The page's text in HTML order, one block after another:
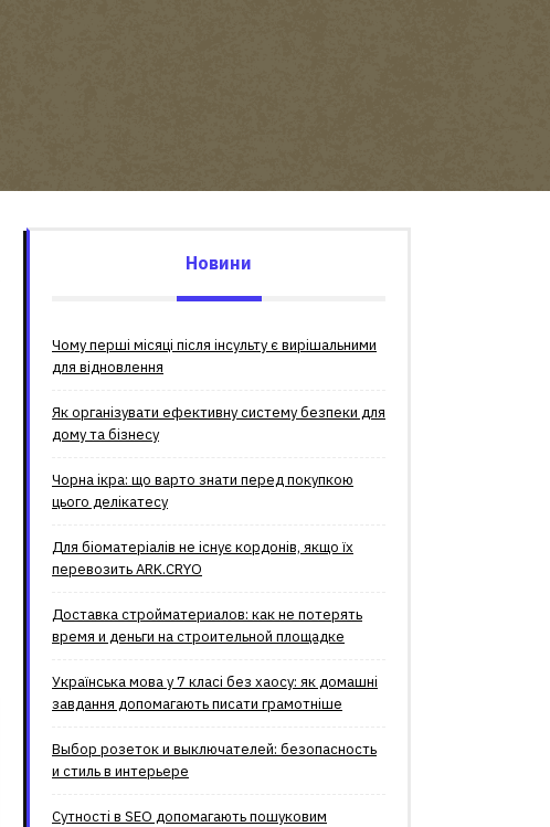
Новини
Чому перші місяці після інсульту є вирішальними
для відновлення
Як організувати ефективну систему безпеки для
дому та бізнесу
Чорна ікра: що варто знати перед покупкою
цього делікатесу
Для біоматеріалів не існує кордонів, якщо їх
перевозить ARK.CRYO
Доставка стройматериалов: как не потерять
время и деньги на строительной площадке
Українська мова у 7 класі без хаосу: як домашні
завдання допомагають писати грамотніше
Выбор розеток и выключателей: безопасность
и стиль в интерьере
Сутності в SEO допомагають пошуковим